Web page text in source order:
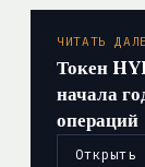
ЧИТАТЬ
Токен
начала
операций
Открыть